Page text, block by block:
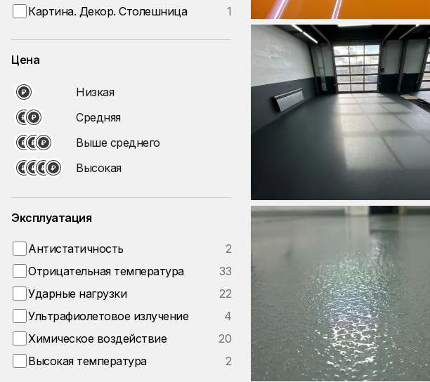
Картина. Декор. Столешница
1
Цена
Низкая
Средняя
Выше среднего
Высокая
Эксплуатация
Антистатичность
2
Отрицательная температура
33
Ударные нагрузки
22
Ультрафиолетовое излучение
4
Химическое воздействие
20
Высокая температура
2